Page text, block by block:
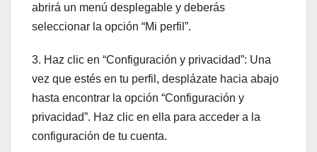
abrirá un menú desplegable y deberás
seleccionar la opción “Mi perfil”.
3. Haz clic en “Configuración y privacidad”: Una
vez que estés en tu perfil, desplázate hacia abajo
hasta encontrar la opción “Configuración y
privacidad”. Haz clic en ella para acceder a la
configuración de tu cuenta.